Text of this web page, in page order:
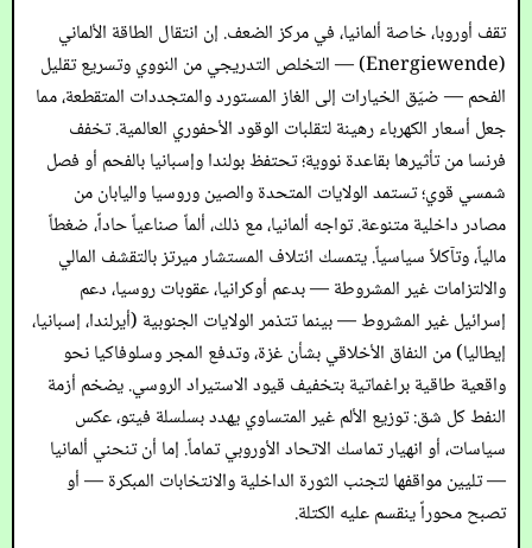
تقف أوروبا، خاصة ألمانيا، في مركز الضعف. إن انتقال الطاقة الألماني
(Energiewende) — التخلص التدريجي من النووي وتسريع تقليل
الفحم — ضيّق الخيارات إلى الغاز المستورد والمتجددات المتقطعة، مما
جعل أسعار الكهرباء رهينة لتقلبات الوقود الأحفوري العالمية. تخفف
فرنسا من تأثيرها بقاعدة نووية؛ تحتفظ بولندا وإسبانيا بالفحم أو فصل
شمسي قوي؛ تستمد الولايات المتحدة والصين وروسيا واليابان من
مصادر داخلية متنوعة. تواجه ألمانيا، مع ذلك، ألماً صناعياً حاداً، ضغطاً
مالياً، وتآكلاً سياسياً. يتمسك ائتلاف المستشار ميرتز بالتقشف المالي
والالتزامات غير المشروطة — بدعم أوكرانيا، عقوبات روسيا، دعم
إسرائيل غير المشروط — بينما تتذمر الولايات الجنوبية (أيرلندا، إسبانيا،
إيطاليا) من النفاق الأخلاقي بشأن غزة، وتدفع المجر وسلوفاكيا نحو
واقعية طاقية براغماتية بتخفيف قيود الاستيراد الروسي. يضخم أزمة
النفط كل شق: توزيع الألم غير المتساوي يهدد بسلسلة فيتو، عكس
سياسات، أو انهيار تماسك الاتحاد الأوروبي تماماً. إما أن تنحني ألمانيا
— تليين مواقفها لتجنب الثورة الداخلية والانتخابات المبكرة — أو
تصبح محوراً ينقسم عليه الكتلة.